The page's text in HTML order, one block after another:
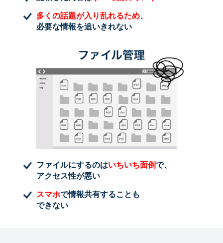
多くの話題が入り乱れるため、
必要な情報を追いきれない
ファイルにするのはいちいち面倒で、
アクセス性が悪い
スマホで情報共有することも
できない